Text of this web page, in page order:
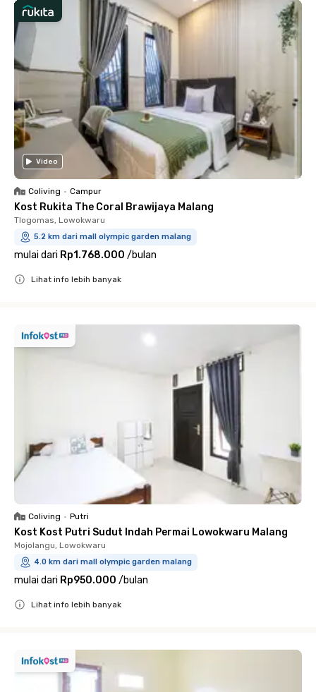
Video
Coliving • Campur
Kost Rukita The Coral Brawijaya Malang
Tlogomas, Lowokwaru
5.2 km dari mall olympic garden malang
mulai dari Rp1.768.000 /bulan
Lihat info lebih banyak
Coliving • Putri
Kost Kost Putri Sudut Indah Permai Lowokwaru Malang
Mojolangu, Lowokwaru
4.0 km dari mall olympic garden malang
mulai dari Rp950.000 /bulan
Lihat info lebih banyak